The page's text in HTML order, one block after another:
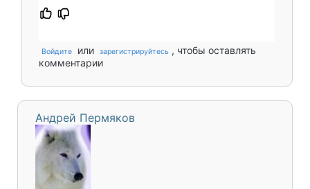
Войдите или зарегистрируйтесь , чтобы оставлять
комментарии
Андрей Пермяков